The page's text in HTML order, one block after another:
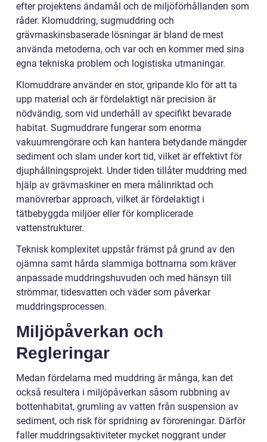
efter projektens ändamål och de miljöförhållanden som
råder. Klomuddring, sugmuddring och
grävmaskinsbaserade lösningar är bland de mest
använda metoderna, och var och en kommer med sina
egna tekniska problem och logistiska utmaningar.
Klomuddrare använder en stor, gripande klo för att ta
upp material och är fördelaktigt när precision är
nödvändig, som vid underhåll av specifikt bevarade
habitat. Sugmuddrare fungerar som enorma
vakuumrengörare och kan hantera betydande mängder
sediment och slam under kort tid, vilket är effektivt för
djuphållningsprojekt. Under tiden tillåter muddring med
hjälp av grävmaskiner en mera målinriktad och
manövrerbar approach, vilket är fördelaktigt i
tätbebyggda miljöer eller för komplicerade
vattenstrukturer.
Teknisk komplexitet uppstår främst på grund av den
ojämna samt hårda slammiga bottnarna som kräver
anpassade muddringshuvuden och med hänsyn till
strömmar, tidesvatten och väder som påverkar
muddringsprocessen.
Miljöpåverkan och
Regleringar
Medan fördelarna med muddring är många, kan det
också resultera i miljöpåverkan såsom rubbning av
bottenhabitat, grumling av vatten från suspension av
sediment, och risk för spridning av föroreningar. Därför
faller muddringsaktiviteter mycket noggrant under